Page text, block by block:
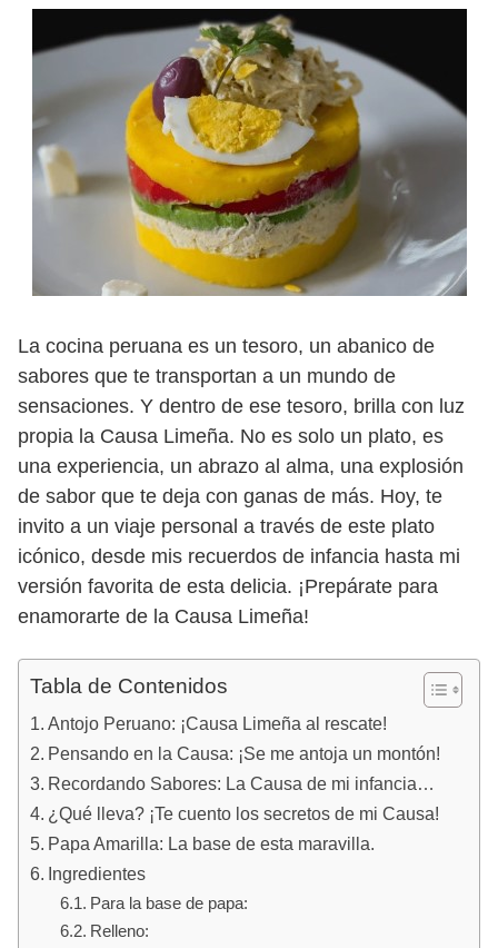
La cocina peruana es un tesoro, un abanico de
sabores que te transportan a un mundo de
sensaciones. Y dentro de ese tesoro, brilla con luz
propia la Causa Limeña. No es solo un plato, es
una experiencia, un abrazo al alma, una explosión
de sabor que te deja con ganas de más. Hoy, te
invito a un viaje personal a través de este plato
icónico, desde mis recuerdos de infancia hasta mi
versión favorita de esta delicia. ¡Prepárate para
enamorarte de la Causa Limeña!
Tabla de Contenidos
Antojo Peruano: ¡Causa Limeña al rescate!
Pensando en la Causa: ¡Se me antoja un montón!
Recordando Sabores: La Causa de mi infancia…
¿Qué lleva? ¡Te cuento los secretos de mi Causa!
Papa Amarilla: La base de esta maravilla.
Ingredientes
Para la base de papa:
Relleno: